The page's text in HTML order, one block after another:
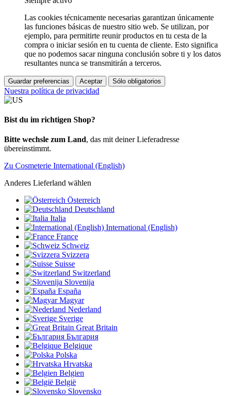
Las cookies técnicamente necesarias garantizan únicamente
las funciones básicas de nuestro sitio web. Se utilizan, por
ejemplo, para permitirte reunir productos en tu cesta de la
compra o iniciar sesión en tu cuenta de cliente. Esto significa
que no podemos sacar ninguna conclusión sobre ti y los datos
resultantes nunca se transmitirán a terceros.
Guardar preferencias Aceptar Sólo obligatorios
Nuestra política de privacidad
Bist du im richtigen Shop?
Bitte wechsle zum Land, das mit deiner Lieferadresse
übereinstimmt.
Zu Cosmeterie International (English)
Anderes Lieferland wählen
Österreich
Deutschland
Italia
International (English)
France
Schweiz
Svizzera
Suisse
Switzerland
Slovenija
España
Magyar
Nederland
Sverige
Great Britain
България
Belgique
Polska
Hrvatska
Belgien
België
Slovensko